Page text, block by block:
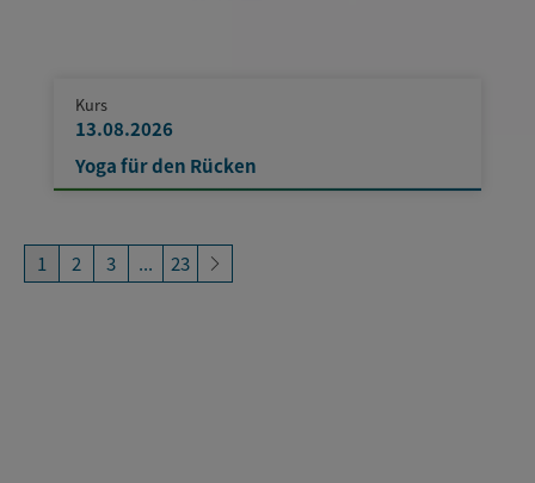
Kurs
13.08.2026
Yoga für den Rücken
1 2 3 ... 23